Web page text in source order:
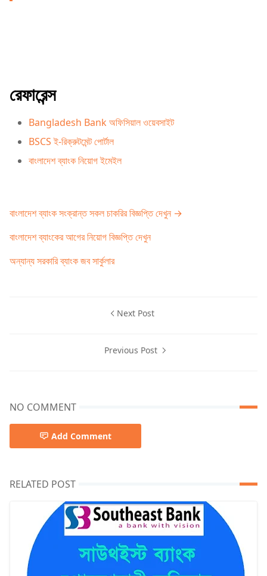
রেফারেন্স
Bangladesh Bank অফিসিয়াল ওয়েবসাইট
BSCS ই-রিক্রুটমেন্ট পোর্টাল
বাংলাদেশ ব্যাংক নিয়োগ ইমেইল
বাংলাদেশ ব্যাংক সংক্রান্ত সকল চাকরির বিজ্ঞপ্তি দেখুন →
বাংলাদেশ ব্যাংকের আগের নিয়োগ বিজ্ঞপ্তি দেখুন
অন্যান্য সরকারি ব্যাংক জব সার্কুলার
Next Post
Previous Post
NO COMMENT
Add Comment
RELATED POST